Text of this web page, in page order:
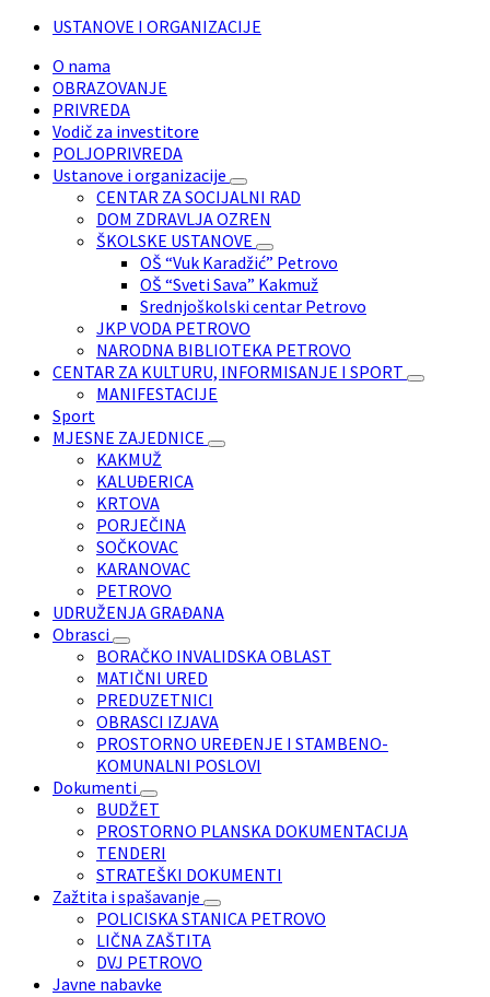
USTANOVE I ORGANIZACIJE
O nama
OBRAZOVANJE
PRIVREDA
Vodič za investitore
POLJOPRIVREDA
Ustanove i organizacije
CENTAR ZA SOCIJALNI RAD
DOM ZDRAVLJA OZREN
ŠKOLSKE USTANOVE
OŠ “Vuk Karadžić” Petrovo
OŠ “Sveti Sava” Kakmuž
Srednjoškolski centar Petrovo
JKP VODA PETROVO
NARODNA BIBLIOTEKA PETROVO
CENTAR ZA KULTURU, INFORMISANJE I SPORT
MANIFESTACIJE
Sport
MJESNE ZAJEDNICE
KAKMUŽ
KALUĐERICA
KRTOVA
PORJEČINA
SOČKOVAC
KARANOVAC
PETROVO
UDRUŽENJA GRAĐANA
Obrasci
BORAČKO INVALIDSKA OBLAST
MATIČNI URED
PREDUZETNICI
OBRASCI IZJAVA
PROSTORNO UREĐENJE I STAMBENO-
KOMUNALNI POSLOVI
Dokumenti
BUDŽET
PROSTORNO PLANSKA DOKUMENTACIJA
TENDERI
STRATEŠKI DOKUMENTI
Zažtita i spašavanje
POLICISKA STANICA PETROVO
LIČNA ZAŠTITA
DVJ PETROVO
Javne nabavke